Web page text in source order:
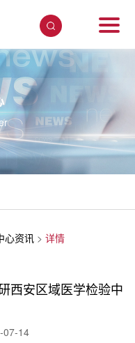
心资讯 > 详情
西安区域医学检验中
07-14